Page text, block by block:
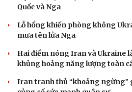
Quốc và Nga
Lỗ hổng khiến phòng không
mưa tên lửa Nga
Hai điểm nóng Iran và Ukraine
khủng hoảng năng lượng toàn
Iran tranh thủ “khoảng ngừng”